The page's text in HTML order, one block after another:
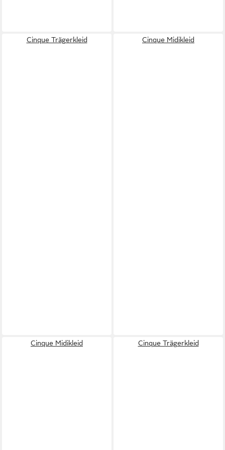
Cinque Trägerkleid Cinque Midikleid
Cinque Midikleid Cinque Trägerkleid